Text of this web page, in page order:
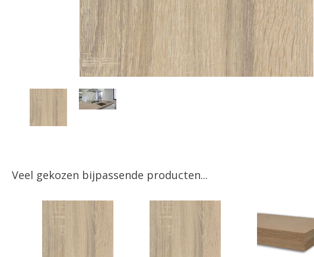
Veel gekozen bijpassende producten...